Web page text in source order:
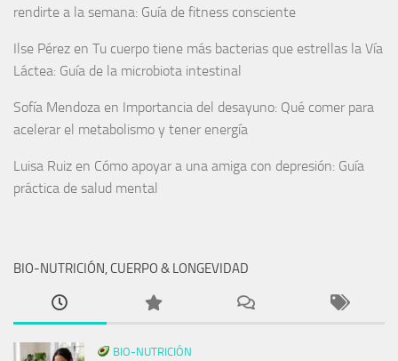
rendirte a la semana: Guía de fitness consciente
Ilse Pérez en Tu cuerpo tiene más bacterias que estrellas la Vía
Láctea: Guía de la microbiota intestinal
Sofía Mendoza en Importancia del desayuno: Qué comer para
acelerar el metabolismo y tener energía
Luisa Ruiz en Cómo apoyar a una amiga con depresión: Guía
práctica de salud mental
BIO-NUTRICIÓN, CUERPO & LONGEVIDAD
BIO-NUTRICIÓN